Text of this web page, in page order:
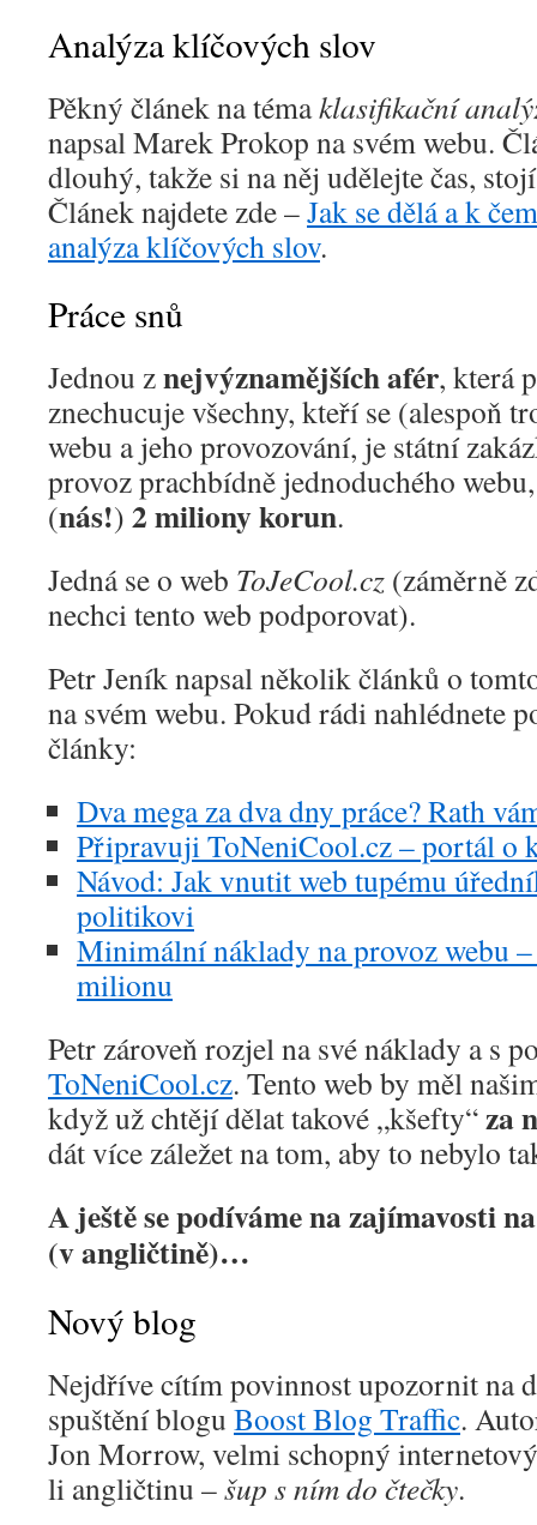
Analýza klíčových slov
Pěkný článek na témaklasifikační
napsal Marek Prokop na svém webu.
dlouhý, takže si na něj udělejte čas,
Článek najdete zde –Jak se dělá a k
analýza klíčových slov.
Práce snů
Jednou znejvýznamějších afér, která
znechucuje všechny, kteří se (alespoň
webu a jeho provozování, je státní
provoz prachbídně jednoduchého
(nás!) 2 miliony korun.
Jedná se o web ToJeCool.cz (záměrně
nechci tento web podporovat).
Petr Jeník napsal několik článků o
na svém webu. Pokud rádi nahlédnete
články:
Dva mega za dva dny práce? Rath
Připravuji ToNeniCool.cz – portál o
Návod: Jak vnutit web tupému
politikovi
Minimální náklady na provoz webu
milionu
Petr zároveň rozjel na své náklady a s
ToNeniCool.cz. Tento web by měl
když už chtějí dělat takové „kšefty“za
dát více záležet na tom, aby to nebylo
A ještě se podíváme na zajímavosti
(v angličtině)…
Nový blog
Nejdříve cítím povinnost upozornit na
spuštění blogu Boost Blog Traffic.
Jon Morrow, velmi schopný
li angličtinu –šup s ním do čtečky.